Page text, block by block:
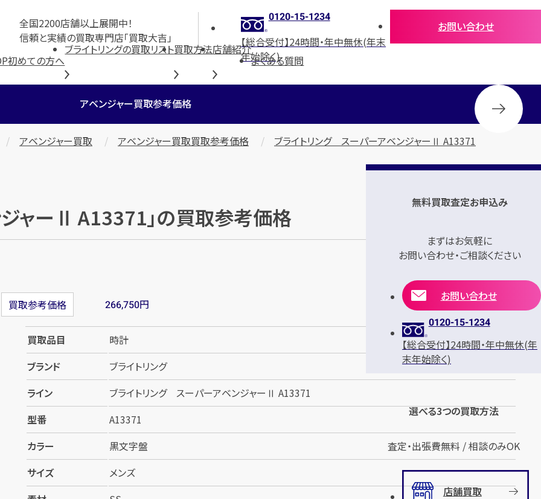
全国2200店舗以上展開中！
信頼と実績の買取専門店「買取大吉」
0120-15-1234
【総合受付】24時間・年中無休(年末
年始除く)
お問い合わせ
初めての方へ
ブライトリングの買取リスト買取方法店舗紹介
よくある質問
アベンジャー買取参考価格
アベンジャー買取 アベンジャー買取買取参考価格 ブライトリング スーパーアベンジャーⅡ A13371
ャーⅡ A13371」の買取参考価格
買取参考価格 266,750円
買取品目
時計
ブランド
ブライトリング
ライン
ブライトリング スーパーアベンジャーⅡ A13371
型番
A13371
カラー
黒文字盤
サイズ
メンズ
無料買取査定お申込み
まずはお気軽に
お問い合わせ・ご相談ください
お問い合わせ
0120-15-1234
【総合受付】24時間・年中無休(年
末年始除く)
選べる3つの買取方法
査定・出張費無料 / 相談のみOK
店舗買取